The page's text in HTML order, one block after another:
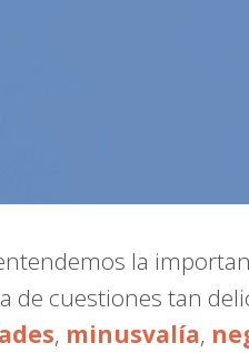
la
de cuestiones tan
, minusvalía,